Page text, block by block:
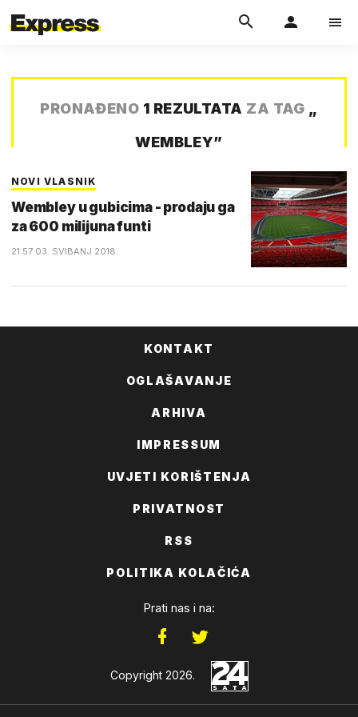
PRONAĐENO 1 REZULTATA ZA TAG „
WEMBLEY”
NOVI VLASNIK
Wembley u gubicima - prodaju ga
za 600 milijuna funti
21:57 03. SVIBANJ 2018.
KONTAKT
OGLAŠAVANJE
ARHIVA
IMPRESSUM
UVJETI KORIŠTENJA
PRIVATNOST
RSS
POLITIKA KOLAČIĆA
Prati nas i na:
Copyright 2026.